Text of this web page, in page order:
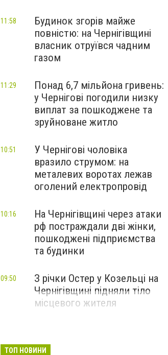
Будинок згорів майже
повністю: на Чернігівщині
власник отруївся чадним
газом
11:58
Понад 6,7 мільйона гривень:
у Чернігові погодили низку
виплат за пошкоджене та
зруйноване житло
11:29
У Чернігові чоловіка
вразило струмом: на
металевих воротах лежав
оголений електропровід
10:51
На Чернігівщині через атаки
рф постраждали дві жінки,
пошкоджені підприємства
та будинки
10:16
З річки Остер у Козельці на
Чернігівщині підняли тіло
місцевого жителя
09:50
ТОП НОВИНИ